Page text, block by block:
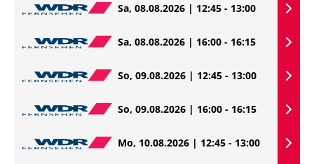
Sa, 08.08.2026 | 12:45 - 13:00
Sa, 08.08.2026 | 16:00 - 16:15
So, 09.08.2026 | 12:45 - 13:00
So, 09.08.2026 | 16:00 - 16:15
Mo, 10.08.2026 | 12:45 - 13:00